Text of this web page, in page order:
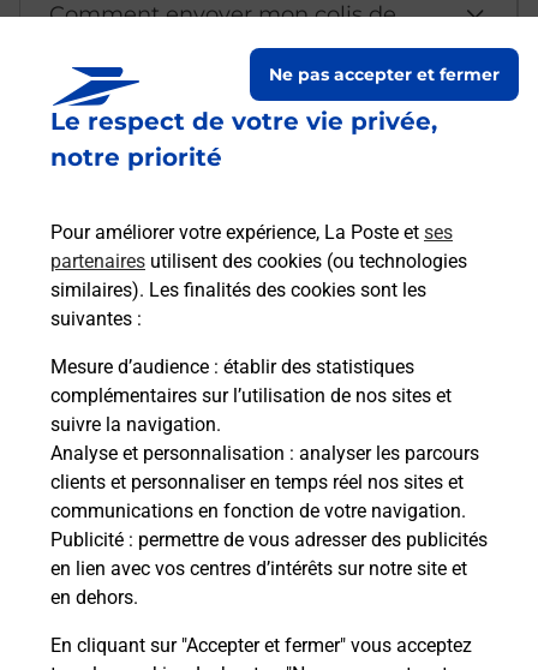
Le respect de votre vie privée,
notre priorité
Pour améliorer votre expérience, La Poste et ses
partenaires utilisent des cookies (ou technologies
similaires). Les finalités des cookies sont les
suivantes :
Mesure d’audience : établir des statistiques
complémentaires sur l’utilisation de nos sites et
suivre la navigation.
Analyse et personnalisation : analyser les parcours
clients et personnaliser en temps réel nos sites et
communications en fonction de votre navigation.
Publicité : permettre de vous adresser des publicités
en lien avec vos centres d’intérêts sur notre site et
en dehors.
En cliquant sur "Accepter et fermer" vous acceptez
Ne pas accepter et fermer
Comment envoyer mon colis de
Est-il possible d’acheter un
emballage directement depuis un
Comment demander une
modification de livraison ?
Comment La Poste participe-t-elle
à votre sécurité au quotidien ?
Puis-je passer mon code de la route
avec La Poste et sous quelles
conditions ?